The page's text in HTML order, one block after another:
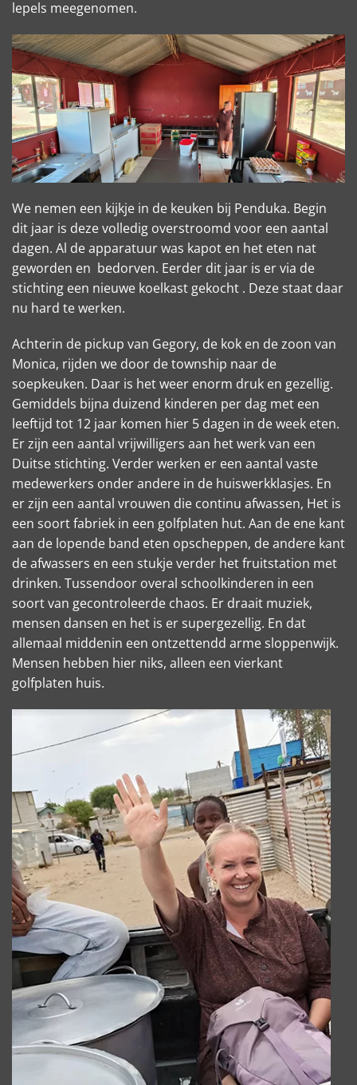
lepels meegenomen.
We nemen een kijkje in de keuken bij Penduka. Begin
dit jaar is deze volledig overstroomd voor een aantal
dagen. Al de apparatuur was kapot en het eten nat
geworden en bedorven. Eerder dit jaar is er via de
stichting een nieuwe koelkast gekocht . Deze staat daar
nu hard te werken.
Achterin de pickup van Gegory, de kok en de zoon van
Monica, rijden we door de township naar de
soepkeuken. Daar is het weer enorm druk en gezellig.
Gemiddels bijna duizend kinderen per dag met een
leeftijd tot 12 jaar komen hier 5 dagen in de week eten.
Er zijn een aantal vrijwilligers aan het werk van een
Duitse stichting. Verder werken er een aantal vaste
medewerkers onder andere in de huiswerkklasjes. En
er zijn een aantal vrouwen die continu afwassen, Het is
een soort fabriek in een golfplaten hut. Aan de ene kant
aan de lopende band eten opscheppen, de andere kant
de afwassers en een stukje verder het fruitstation met
drinken. Tussendoor overal schoolkinderen in een
soort van gecontroleerde chaos. Er draait muziek,
mensen dansen en het is er supergezellig. En dat
allemaal middenin een ontzettendd arme sloppenwijk.
Mensen hebben hier niks, alleen een vierkant
golfplaten huis.